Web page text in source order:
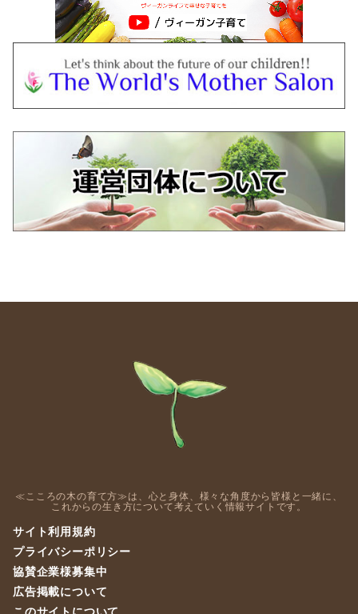
≪こころの木の育て方≫は、心と身体、様々な角度から皆様と一緒に、
これからの生き方について考えていく情報サイトです。
サイト利用規約
プライバシーポリシー
協賛企業様募集中
広告掲載について
このサイトについて